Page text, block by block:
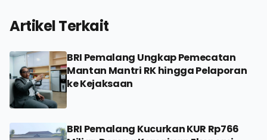
Artikel Terkait
BRI Pemalang Ungkap Pemecatan
Mantan Mantri RK hingga Pelaporan
ke Kejaksaan
BRI Pemalang Kucurkan KUR Rp766